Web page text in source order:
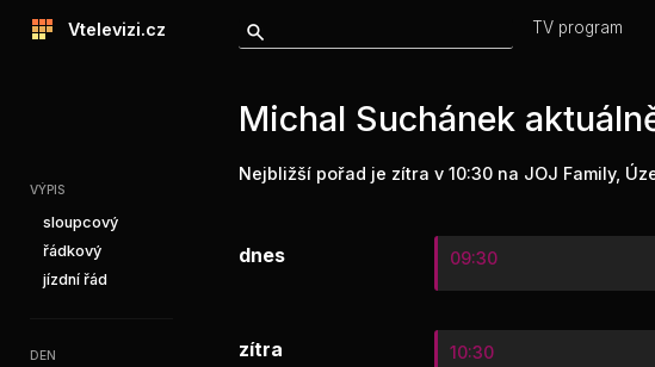
Vtelevizi.cz TV program
VÝPIS
sloupcový
řádkový
jízdní řád
DEN
Michal Suchánek
Nejbližší pořad je zítra v 10:30 na JOJ Family,
dnes 09:30
zítra 10:30